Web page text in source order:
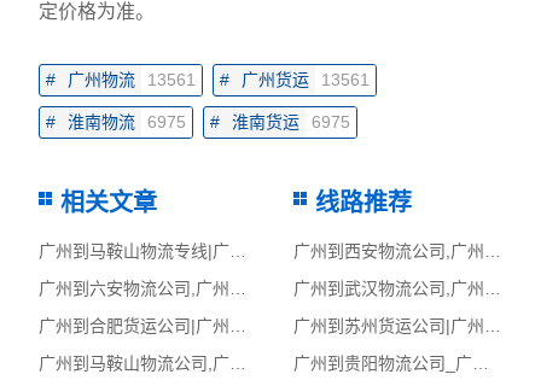
定价格为准。
# 广州物流 13561 # 广州货运 13561
# 淮南物流 6975 # 淮南货运 6975
相关文章 线路推荐